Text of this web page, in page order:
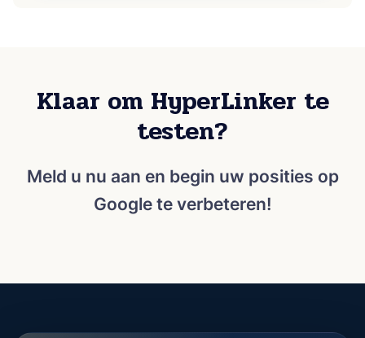
Klaar om HyperLinker te
testen?
Meld u nu aan en begin uw posities op
Google te verbeteren!